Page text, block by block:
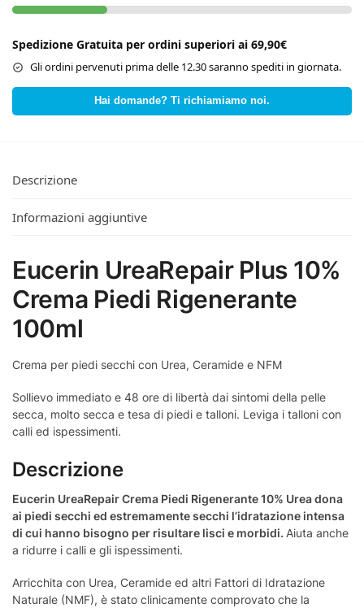
Spedizione Gratuita per ordini superiori ai 69,90€
Gli ordini pervenuti prima delle 12.30 saranno spediti in giornata.
Hai domande? Ti richiamiamo noi.
Descrizione
Informazioni aggiuntive
Eucerin UreaRepair Plus 10%
Crema Piedi Rigenerante
100ml
Crema per piedi secchi con Urea, Ceramide e NFM
Sollievo immediato e 48 ore di libertà dai sintomi della pelle
secca, molto secca e tesa di piedi e talloni. Leviga i talloni con
calli ed ispessimenti.
Descrizione
Eucerin UreaRepair Crema Piedi Rigenerante 10% Urea dona
ai piedi secchi ed estremamente secchi l’idratazione intensa
di cui hanno bisogno per risultare lisci e morbidi. Aiuta anche
a ridurre i calli e gli ispessimenti.
Arricchita con Urea, Ceramide ed altri Fattori di Idratazione
Naturale (NMF), è stato clinicamente comprovato che la